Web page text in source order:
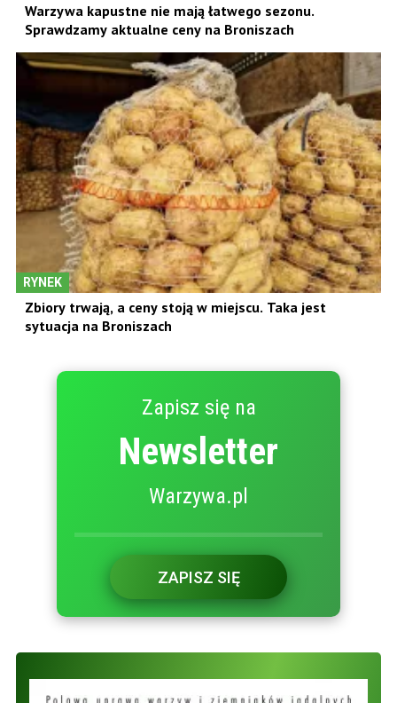
Warzywa kapustne nie mają łatwego sezonu.
Sprawdzamy aktualne ceny na Broniszach
RYNEK
Zbiory trwają, a ceny stoją w miejscu. Taka jest
sytuacja na Broniszach
Zapisz się na
Newsletter
Warzywa.pl
ZAPISZ SIĘ